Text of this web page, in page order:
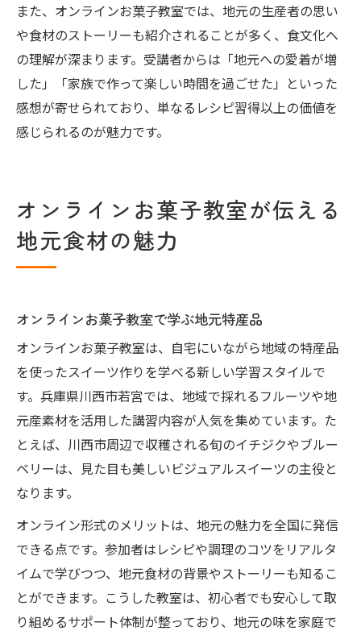
また、オンラインお菓子教室では、地元の生産者の思い
や食材のストーリーも紹介されることが多く、食文化へ
の理解が深まります。受講者からは「地元への愛着が増
した」「家族で作って楽しい時間を過ごせた」といった
感想が寄せられており、単なるレシピ習得以上の価値を
感じられるのが魅力です。
オンラインお菓子教室が伝える
地元食材の魅力
オンラインお菓子教室で学ぶ地元特産品
オンラインお菓子教室は、自宅にいながら地域の特産品
を使ったスイーツ作りを学べる新しい学習スタイルで
す。兵庫県川西市若宮では、地域で採れるフルーツや地
元産素材を活用した講習内容が人気を集めています。た
とえば、川西市周辺で収穫される旬のイチジクやブルー
ベリーは、見た目も美しいビジュアルスイーツの主役と
なります。
オンライン形式のメリットは、地元の魅力を全国に発信
できる点です。参加者はレシピや調理のコツをリアルタ
イムで学びつつ、地元食材の背景やストーリーも知るこ
とができます。こうした教室は、初心者でも安心して取
り組めるサポート体制が整っており、地元の味を家庭で